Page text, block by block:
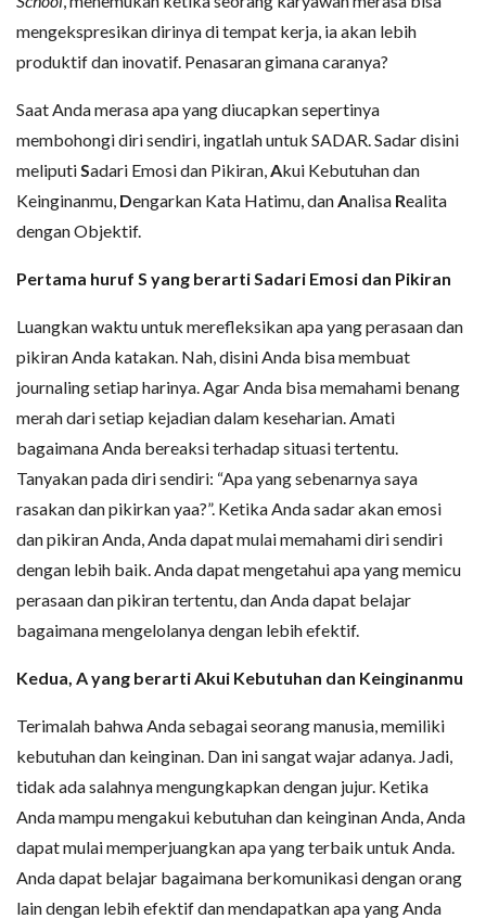
mengekspresikan dirinya di tempat kerja, ia akan lebih
produktif dan inovatif. Penasaran gimana caranya?
Saat Anda merasa apa yang diucapkan sepertinya
membohongi diri sendiri, ingatlah untuk SADAR. Sadar disini
meliputiSadari Emosi dan Pikiran,Akui Kebutuhan dan
Keinginanmu, Dengarkan Kata Hatimu, danAnalisa Realita
dengan Objektif.
Pertama huruf S yang berarti Sadari Emosi dan Pikiran
Luangkan waktu untuk merefleksikan apa yang perasaan dan
pikiran Anda katakan. Nah, disini Anda bisa membuat
journaling setiap harinya. Agar Anda bisa memahami benang
merah dari setiap kejadian dalam keseharian. Amati
bagaimana Anda bereaksi terhadap situasi tertentu.
Tanyakan pada diri sendiri: “Apa yang sebenarnya saya
rasakan dan pikirkan yaa?”. Ketika Anda sadar akan emosi
dan pikiran Anda, Anda dapat mulai memahami diri sendiri
dengan lebih baik. Anda dapat mengetahui apa yang memicu
perasaan dan pikiran tertentu, dan Anda dapat belajar
bagaimana mengelolanya dengan lebih efektif.
Kedua, A yang berarti Akui Kebutuhan dan Keinginanmu
Terimalah bahwa Anda sebagai seorang manusia, memiliki
kebutuhan dan keinginan. Dan ini sangat wajar adanya. Jadi,
tidak ada salahnya mengungkapkan dengan jujur. Ketika
Anda mampu mengakui kebutuhan dan keinginan Anda, Anda
dapat mulai memperjuangkan apa yang terbaik untuk Anda.
Anda dapat belajar bagaimana berkomunikasi dengan orang
lain dengan lebih efektif dan mendapatkan apa yang Anda